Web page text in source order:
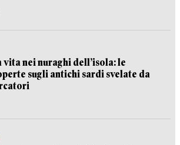
nei nuraghi dell’isola: le
sugli antichi sardi svelate da